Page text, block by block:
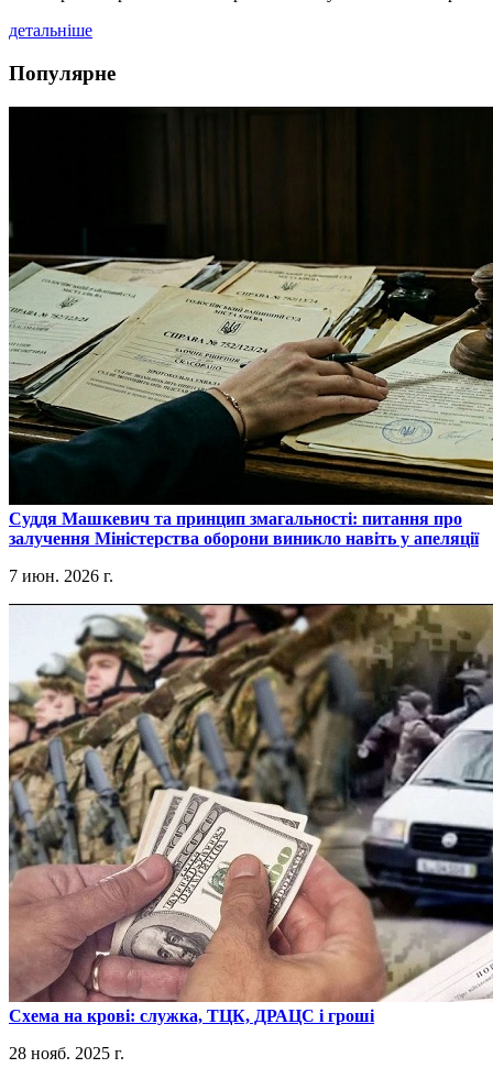
детальніше
Популярне
​Суддя Машкевич та принцип змагальності: питання про
залучення Міністерства оборони виникло навіть у апеляції
7 июн. 2026 г.
​Схема на крові: служка, ТЦК, ДРАЦС і гроші
28 нояб. 2025 г.